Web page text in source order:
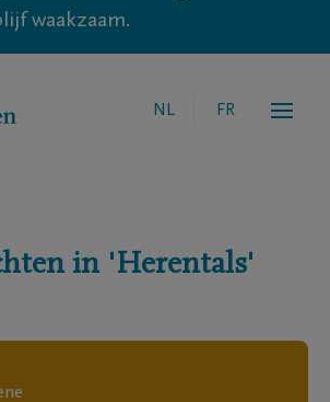
waakzaam.
NL FR
in 'Herentals'